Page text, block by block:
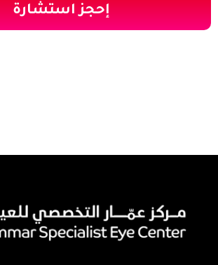
إحجز استشارة